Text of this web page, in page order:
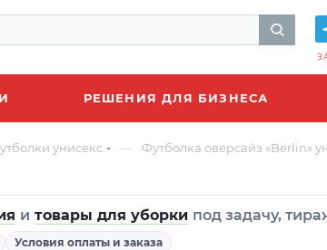
РЕШЕНИЯ ДЛЯ БИЗНЕСА
унисекс — Футболка оверсайз «Berlin»
и товары для уборки под задачу,
Условия оплаты и заказа